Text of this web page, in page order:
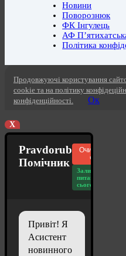
Новини
Поворознюк
ФК Інгулець
АФ
Політика
Продовжуючі користування
cookie та на політику
конфіденційності.
Ок
X
Pravdorub
Помічник
Очистити
чат
Залишилось
питань
сьогодні: 20
Привіт! Я
Асистент
новинного